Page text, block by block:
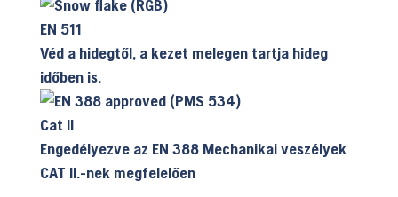
EN 511
Véd a hidegtől, a kezet melegen tartja hideg
időben is.
Cat II
Engedélyezve az EN 388 Mechanikai veszélyek
CAT II.-nek megfelelően